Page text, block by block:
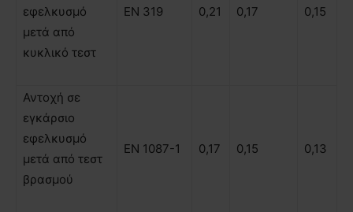
εφελκυσµό
µετά από
κυκλικό τεστ
ΕΝ 319
0,21 0,17 0,15
Αντοχή σε
εγκάρσιο
εφελκυσµό
µετά από τεστ
βρασµού
ΕΝ 1087-1 0,17 0,15 0,13